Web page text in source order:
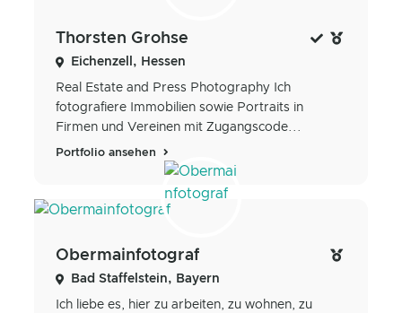
Thorsten Grohse
Eichenzell, Hessen
Real Estate and Press Photography Ich
fotografiere Immobilien sowie Portraits in
Firmen und Vereinen mit Zugangscode...
Portfolio ansehen
Obermainfotograf
Bad Staffelstein, Bayern
Ich liebe es, hier zu arbeiten, zu wohnen, zu